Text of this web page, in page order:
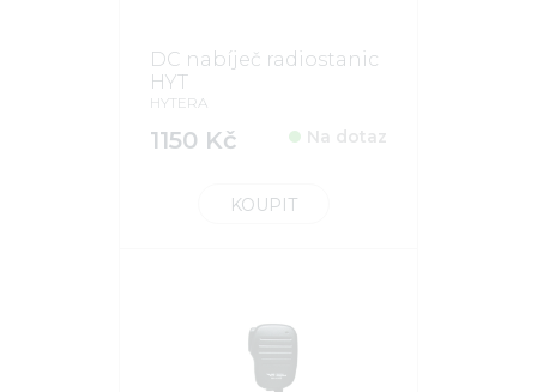
DC nabíječ radiostanic
HYT
HYTERA
1150 Kč Na dotaz
KOUPIT